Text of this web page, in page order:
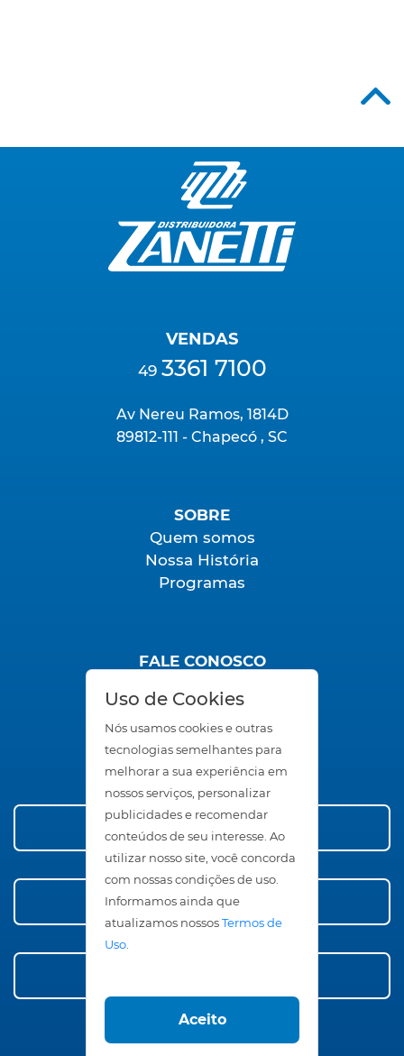
Uso de Cookies
Nós usamos cookies e outras
tecnologias semelhantes para
melhorar a sua experiência em
nossos serviços, personalizar
publicidades e recomendar
conteúdos de seu interesse. Ao
utilizar nosso site, você concorda
com nossas condições de uso.
Informamos ainda que
atualizamos nossos Termos de
Uso.
Aceito
VENDAS
49 3361 7100
Av Nereu Ramos, 1814D
89812-111 - Chapecó , SC
SOBRE
Quem somos
Nossa História
Programas
FALE CONOSCO
Trabalhe Conosco
Seja um Representante
Área Restrita
Conheça nossos Produtos
Compre Agora!